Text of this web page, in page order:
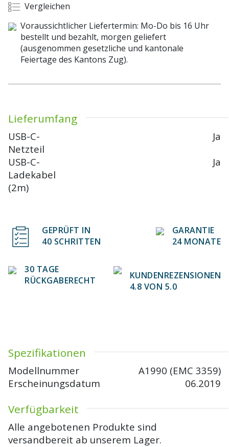
Lieferumfang
USB-C-
Netzteil
Ja
USB-C-
Ladekabel
(2m)
Ja
GEPRÜFT IN
40 SCHRITTEN
GARANTIE
24 MONATE
30 TAGE
RÜCKGABERECHT
KUNDENREZENSIONEN
4.8 VON 5.0
Spezifikationen
Modellnummer
A1990 (EMC 3359)
Erscheinungsdatum
06.2019
Verfügbarkeit
Alle angebotenen Produkte sind
versandbereit ab unserem Lager.
Vergleichen
Voraussichtlicher Liefertermin: Mo-Do bis 16 Uhr
bestellt und bezahlt, morgen geliefert
(ausgenommen gesetzliche und kantonale
Feiertage des Kantons Zug).